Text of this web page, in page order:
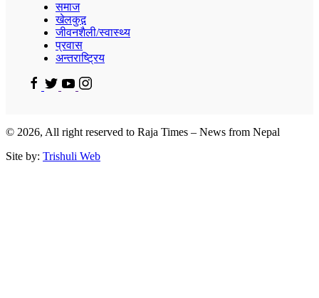
समाज
खेलकुद़़
जीवनशैली/स्वास्थ्य
प्रवास
अन्तराष्ट्रिय
© 2026, All right reserved to Raja Times – News from Nepal
Site by: Trishuli Web